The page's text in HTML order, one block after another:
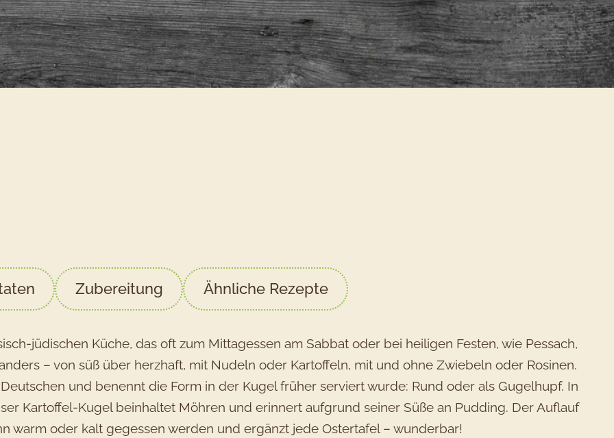
Zubereitung Ähnliche Rezepte
jüdischen Küche, das oft zum Mittagessen am Sabbat oder bei heiligen Festen, wie Pessach,
– von süß über herzhaft, mit Nudeln oder Kartoffeln, mit und ohne Zwiebeln oder Rosinen.
und benennt die Form in der Kugel früher serviert wurde: Rund oder als Gugelhupf. In
Kartoffel-Kugel beinhaltet Möhren und erinnert aufgrund seiner Süße an Pudding. Der Auflauf
warm oder kalt gegessen werden und ergänzt jede Ostertafel – wunderbar!